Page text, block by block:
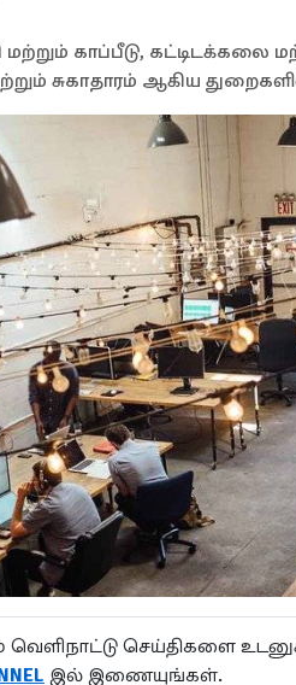
மற்றும் காப்பீடு, கட்டிடக்கலை
சுகாதாரம் ஆகிய
வெளிநாட்டு செய்திகளை
இல் இணையுங்கள்.